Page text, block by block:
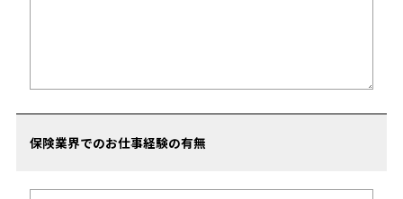
保険業界でのお仕事経験の有無